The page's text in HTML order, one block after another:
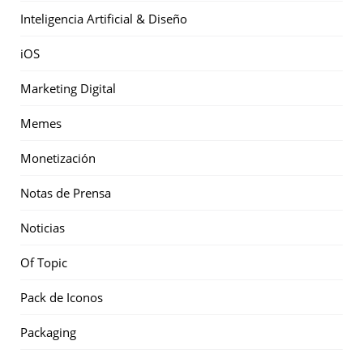
Inteligencia Artificial & Diseño
iOS
Marketing Digital
Memes
Monetización
Notas de Prensa
Noticias
Of Topic
Pack de Iconos
Packaging